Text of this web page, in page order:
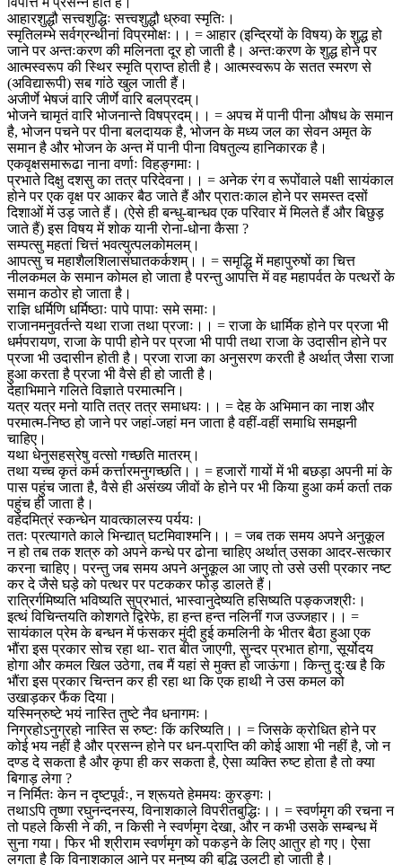
आहारशुद्धौ सत्त्वशुद्धिः सत्त्वशुद्धौ ध्रुवा स्मृतिः।
स्मृतिलम्भे सर्वग्रन्थीनां विप्रमोक्षः।। = आहार (इन्द्रियों के विषय) के शुद्ध हो
जाने पर अन्तःकरण की मलिनता दूर हो जाती है। अन्तःकरण के शुद्ध होने पर
आत्मस्वरूप की स्थिर स्मृति प्राप्त होती है। आत्मस्वरूप के सतत स्मरण से
(अविद्यारूपी) सब गांठे खुल जाती हैं।
अजीर्णे भेषजं वारि जीर्णे वारि बलप्रदम्।
भोजने चामृतं वारि भोजनान्ते विषप्रदम्।। = अपच में पानी पीना औषध के समान
है, भोजन पचने पर पीना बलदायक है, भोजन के मध्य जल का सेवन अमृत के
समान है और भोजन के अन्त में पानी पीना विषतुल्य हानिकारक है।
एकवृक्षसमारूढा नाना वर्णाः विहङ्गमाः।
प्रभाते दिक्षु दशसु का तत्र परिदेवना।। = अनेक रंग व रूपोंवाले पक्षी सायंकाल
होने पर एक वृक्ष पर आकर बैठ जाते हैं और प्रातःकाल होने पर समस्त दसों
दिशाओं में उड़ जाते हैं। (ऐसे ही बन्धु-बान्धव एक परिवार में मिलते हैं और बिछुड़
जाते हैं) इस विषय में शोक यानी रोना-धोना कैसा ?
सम्पत्सु महतां चित्तं भवत्युत्पलकोमलम्।
आपत्सु च महाशैलशिलासंघातकर्कशम्।। = समृद्धि में महापुरुषों का चित्त
नीलकमल के समान कोमल हो जाता है परन्तु आपत्ति में वह महापर्वत के पत्थरों के
समान कठोर हो जाता है।
राज्ञि धर्मिणि धर्मिष्ठाः पापे पापाः समे समाः।
राजानमनुवर्तन्ते यथा राजा तथा प्रजाः।। = राजा के धार्मिक होने पर प्रजा भी
धर्मपरायण, राजा के पापी होने पर प्रजा भी पापी तथा राजा के उदासीन होने पर
प्रजा भी उदासीन होती है। प्रजा राजा का अनुसरण करती है अर्थात् जैसा राजा
हुआ करता है प्रजा भी वैसे ही हो जाती है।
देहाभिमाने गलिते विज्ञाते परमात्मनि।
यत्र यत्र मनो याति तत्र तत्र समाधयः।। = देह के अभिमान का नाश और
परमात्म-निष्ठ हो जाने पर जहां-जहां मन जाता है वहीं-वहीं समाधि समझनी
चाहिए।
यथा धेनुसहस्रेषु वत्सो गच्छति मातरम्।
तथा यच्च कृतं कर्म कर्त्तारमनुगच्छति।। = हजारों गायों में भी बछड़ा अपनी मां के
पास पहुंच जाता है, वैसे ही असंख्य जीवों के होने पर भी किया हुआ कर्म कर्ता तक
पहुंच ही जाता है।
वहेदमित्रं स्कन्धेन यावत्कालस्य पर्ययः।
ततः प्रत्यागते काले भिन्द्यात् घटमिवाश्मनि।। = जब तक समय अपने अनुकूल
न हो तब तक शत्रु को अपने कन्धे पर ढोना चाहिए अर्थात् उसका आदर-सत्कार
करना चाहिए। परन्तु जब समय अपने अनुकूल आ जाए तो उसे उसी प्रकार नष्ट
कर दे जैसे घड़े को पत्थर पर पटककर फोड़ डालते हैं।
रात्रिर्गमिष्यति भविष्यति सुप्रभातं, भास्वानुदेष्यति हसिष्यति पङ्कजश्रीः।
इत्थं विचिन्तयति कोशगते द्विरेफे, हा हन्त हन्त नलिनीं गज उज्जहार।। =
सायंकाल प्रेम के बन्धन में फंसकर मुंदी हुई कमलिनी के भीतर बैठा हुआ एक
भौंरा इस प्रकार सोच रहा था- रात बीत जाएगी, सुन्दर प्रभात होगा, सूर्योदय
होगा और कमल खिल उठेगा, तब मैं यहां से मुक्त हो जाऊंगा। किन्तु दुःख है कि
भौंरा इस प्रकार चिन्तन कर ही रहा था कि एक हाथी ने उस कमल को
उखाड़कर फैंक दिया।
यस्मिन्रुष्टे भयं नास्ति तुष्टे नैव धनागमः।
निग्रहोऽनुग्रहो नास्ति स रुष्टः किं करिष्यति।। = जिसके क्रोधित होने पर
कोई भय नहीं है और प्रसन्न होने पर धन-प्राप्ति की कोई आशा भी नहीं है, जो न
दण्ड दे सकता है और कृपा ही कर सकता है, ऐसा व्यक्ति रुष्ट होता है तो क्या
बिगाड़ लेगा ?
न निर्मितः केन न दृष्टपूर्वः, न श्रूयते हेममयः कुरङ्गः।
तथाऽपि तृष्णा रघुनन्दनस्य, विनाशकाले विपरीतबुद्धिः।। = स्वर्णमृग की रचना न
तो पहले किसी ने की, न किसी ने स्वर्णमृग देखा, और न कभी उसके सम्बन्ध में
सुना गया। फिर भी श्रीराम स्वर्णमृग को पकड़ने के लिए आतुर हो गए। ऐसा
लगता है कि विनाशकाल आने पर मनुष्य की बुद्धि उलटी हो जाती है।